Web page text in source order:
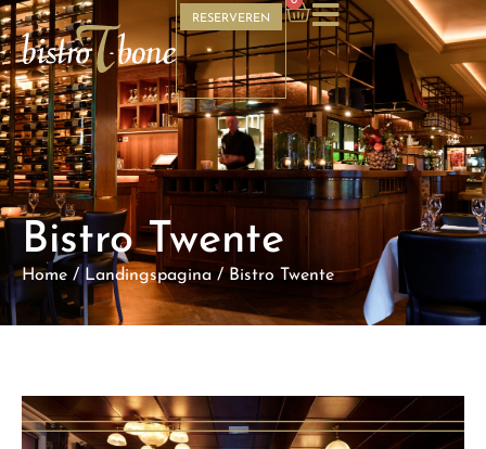
Bistro Twente
Home / Landingspagina /Bistro Twente
RESERVEREN